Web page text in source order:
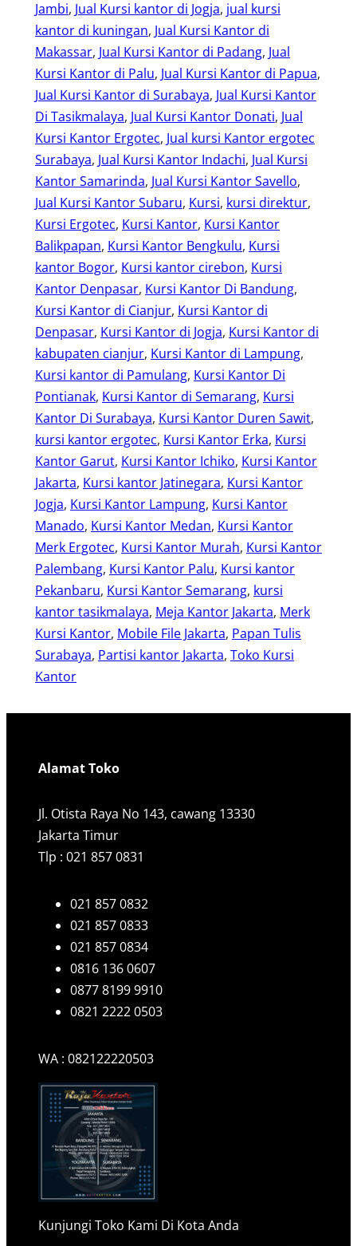
Jambi, Jual Kursi kantor di Jogja, jual kursi
kantor di kuningan, Jual Kursi Kantor di
Makassar, Jual Kursi Kantor di Padang, Jual
Kursi Kantor di Palu, Jual Kursi Kantor di Papua
Jual Kursi Kantor di Surabaya, Jual Kursi Kantor
Di Tasikmalaya, Jual Kursi Kantor Donati, Jual
Kursi Kantor Ergotec, Jual kursi Kantor ergotec
Surabaya, Jual Kursi Kantor Indachi, Jual Kursi
Kantor Samarinda, Jual Kursi Kantor Savello
Jual Kursi Kantor Subaru, Kursi, kursi direktur
Kursi Ergotec, Kursi Kantor, Kursi Kantor
Balikpapan, Kursi Kantor Bengkulu, Kursi
kantor Bogor, Kursi kantor cirebon, Kursi
Kantor Denpasar, Kursi Kantor Di Bandung
Kursi Kantor di Cianjur, Kursi Kantor di
Denpasar, Kursi Kantor di Jogja, Kursi Kantor di
kabupaten cianjur, Kursi Kantor di Lampung
Kursi kantor di Pamulang, Kursi Kantor Di
Pontianak, Kursi Kantor di Semarang, Kursi
Kantor Di Surabaya, Kursi Kantor Duren Sawit
kursi kantor ergotec, Kursi Kantor Erka, Kursi
Kantor Garut, Kursi Kantor Ichiko, Kursi Kantor
Jakarta, Kursi kantor Jatinegara, Kursi Kantor
Jogja, Kursi Kantor Lampung, Kursi Kantor
Manado, Kursi Kantor Medan, Kursi Kantor
Merk Ergotec, Kursi Kantor Murah, Kursi Kantor
Palembang, Kursi Kantor Palu, Kursi kantor
Pekanbaru, Kursi Kantor Semarang, kursi
kantor tasikmalaya, Meja Kantor Jakarta, Merk
Kursi Kantor, Mobile File Jakarta, Papan Tulis
Surabaya, Partisi kantor Jakarta, Toko Kursi
Kantor
Alamat Toko
Jl. Otista Raya No 143, cawang 13330
Jakarta Timur
Tlp : 021 857 0831
021 857 0832
021 857 0833
021 857 0834
0816 136 0607
0877 8199 9910
0821 2222 0503
WA : 082122220503
Kunjungi Toko Kami Di Kota Anda